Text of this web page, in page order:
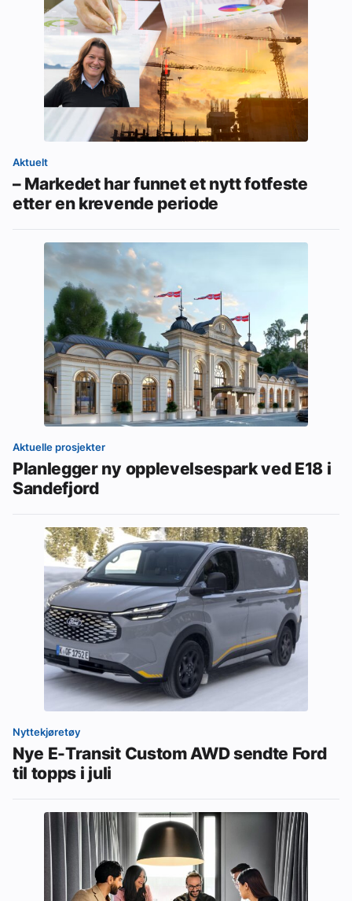
Aktuelt
– Markedet har funnet et nytt fotfeste
etter en krevende periode
Aktuelle prosjekter
Planlegger ny opplevelsespark ved E18 i
Sandefjord
Nyttekjøretøy
Nye E-Transit Custom AWD sendte Ford
til topps i juli